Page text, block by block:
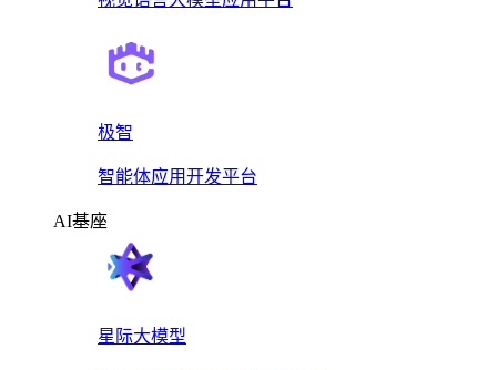
极智
智能体应用开发平台
AI基座
星际大模型